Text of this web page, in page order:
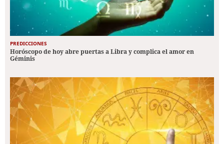
PREDICCIONES
Horóscopo de hoy abre puertas a Libra y complica el amor en
Géminis